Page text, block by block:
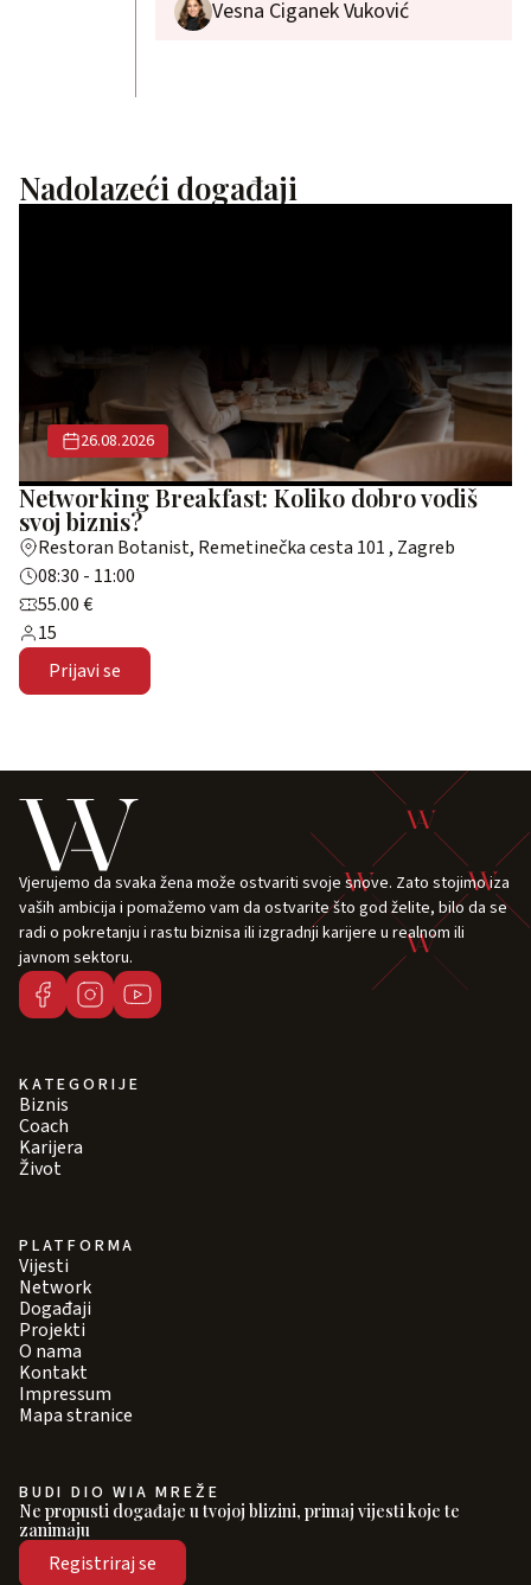
Vesna Ciganek Vuković
Nadolazeći događaji
26.08.2026
Networking Breakfast: Koliko dobro vodiš
svoj biznis?
Restoran Botanist, Remetinečka cesta 101 , Zagreb
08:30 - 11:00
55.00 €
15
Prijavi se
Vjerujemo da svaka žena može ostvariti svoje snove. Zato stojimo iza
vaših ambicija i pomažemo vam da ostvarite što god želite, bilo da se
radi o pokretanju i rastu biznisa ili izgradnji karijere u realnom ili
javnom sektoru.
KATEGORIJE
Biznis
Coach
Karijera
Život
PLATFORMA
Vijesti
Network
Događaji
Projekti
O nama
Kontakt
Impressum
Mapa stranice
BUDI DIO WIA MREŽE
Ne propusti događaje u tvojoj blizini, primaj vijesti koje te
zanimaju
Registriraj se